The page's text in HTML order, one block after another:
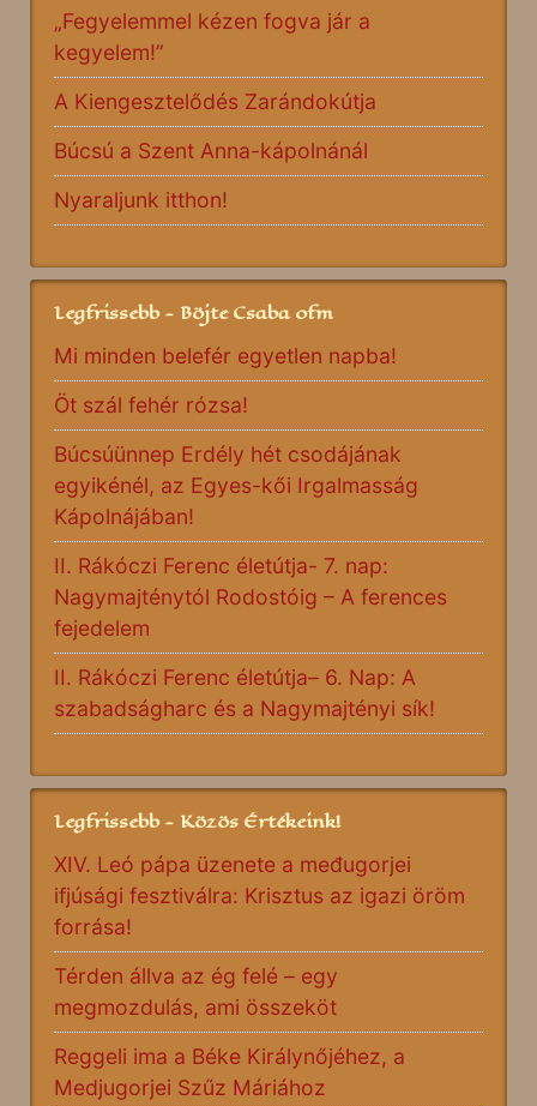
„Fegyelemmel kézen fogva jár a
kegyelem!”
A Kiengesztelődés Zarándokútja
Búcsú a Szent Anna-kápolnánál
Nyaraljunk itthon!
Legfrissebb - Böjte Csaba ofm
Mi minden belefér egyetlen napba!
Öt szál fehér rózsa!
Búcsúünnep Erdély hét csodájának
egyikénél, az Egyes-kői Irgalmasság
Kápolnájában!
II. Rákóczi Ferenc életútja- 7. nap:
Nagymajténytól Rodostóig – A ferences
fejedelem
II. Rákóczi Ferenc életútja– 6. Nap: A
szabadságharc és a Nagymajtényi sík!
Legfrissebb - Közös Értékeink!
XIV. Leó pápa üzenete a međugorjei
ifjúsági fesztiválra: Krisztus az igazi öröm
forrása!
Térden állva az ég felé – egy
megmozdulás, ami összeköt
Reggeli ima a Béke Királynőjéhez, a
Medjugorjei Szűz Máriához